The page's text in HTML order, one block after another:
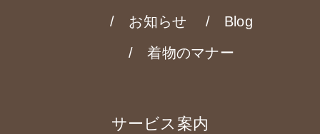
お知らせ
Blog
着物のマナー
サービス案内